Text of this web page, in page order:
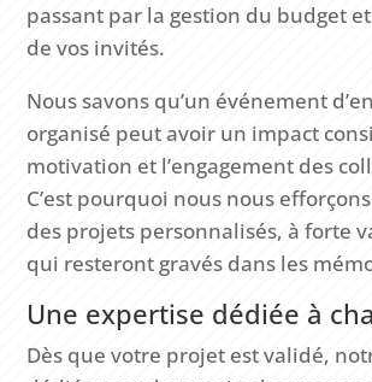
passant par la gestion du budget
de vos invités.
Nous savons qu’un événement
organisé peut avoir un impact
motivation et l’engagement des
C’est pourquoi nous nous
des projets personnalisés, à forte
qui resteront gravés dans les
Une expertise dédiée à
Dès que votre projet est validé,